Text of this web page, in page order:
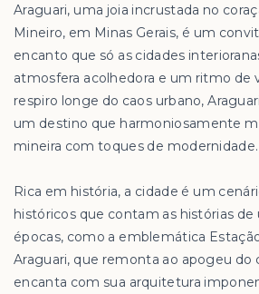
Araguari, uma joia incrustada no
Mineiro, em Minas Gerais, é um
encanto que só as cidades
atmosfera acolhedora e um ritmo de
respiro longe do caos urbano,
um destino que harmoniosamente
mineira com toques de modernidade.
Rica em história, a cidade é um
históricos que contam as histórias de
épocas, como a emblemática
Araguari, que remonta ao apogeu do
encanta com sua arquitetura